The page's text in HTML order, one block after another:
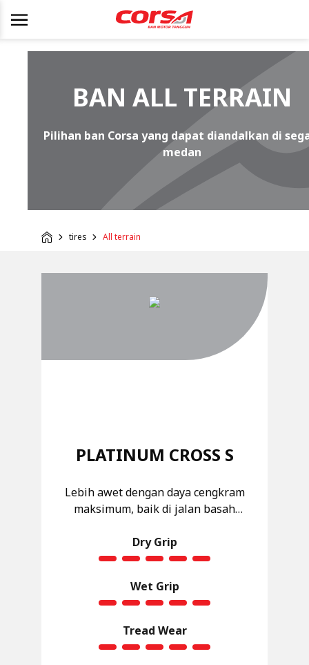
BAN ALL TERRAIN
Pilihan ban Corsa yang dapat diandalkan di
medan
tires All terrain
PLATINUM CROSS S
Lebih awet dengan daya cengkram
maksimum, baik di jalan basah
Hybrid Compound
Dry Grip
Wet Grip
Tread Wear